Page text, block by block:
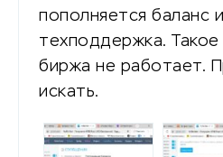
пополняется баланс
техподдержка.
биржа не работает.
искать.